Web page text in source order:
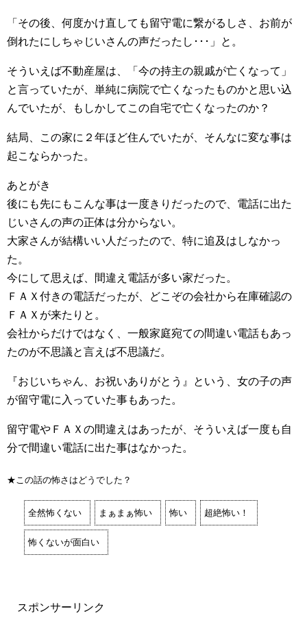
「その後、何度かけ直しても留守電に繋がるしさ、お前が
倒れたにしちゃじいさんの声だったし･･･」と。
そういえば不動産屋は、「今の持主の親戚が亡くなって」
と言っていたが、単純に病院で亡くなったものかと思い込
んでいたが、もしかしてこの自宅で亡くなったのか？
結局、この家に２年ほど住んでいたが、そんなに変な事は
起こならかった。
あとがき
後にも先にもこんな事は一度きりだったので、電話に出た
じいさんの声の正体は分からない。
大家さんが結構いい人だったので、特に追及はしなかっ
た。
今にして思えば、間違え電話が多い家だった。
ＦＡＸ付きの電話だったが、どこぞの会社から在庫確認の
ＦＡＸが来たりと。
会社からだけではなく、一般家庭宛ての間違い電話もあっ
たのが不思議と言えば不思議だ。
『おじいちゃん、お祝いありがとう』という、女の子の声
が留守電に入っていた事もあった。
留守電やＦＡＸの間違えはあったが、そういえば一度も自
分で間違い電話に出た事はなかった。
★この話の怖さはどうでした？
全然怖くない まぁまぁ怖い 怖い 超絶怖い！
怖くないが面白い
スポンサーリンク